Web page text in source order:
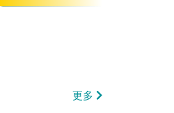
更多